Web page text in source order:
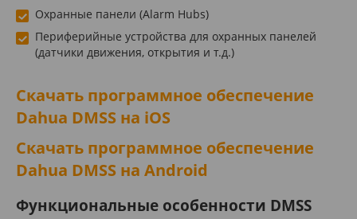
Охранные панели (Alarm Hubs)
Периферийные устройства для охранных панелей
(датчики движения, открытия и т.д.)
Скачать программное обеспечение
Dahua DMSS на iOS
Скачать программное обеспечение
Dahua DMSS на Android
Функциональные особенности DMSS